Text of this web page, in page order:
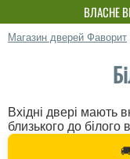
ВЛАСНЕ
Магазин дверей Фаворит
Вхідні двері мають
близького до білого